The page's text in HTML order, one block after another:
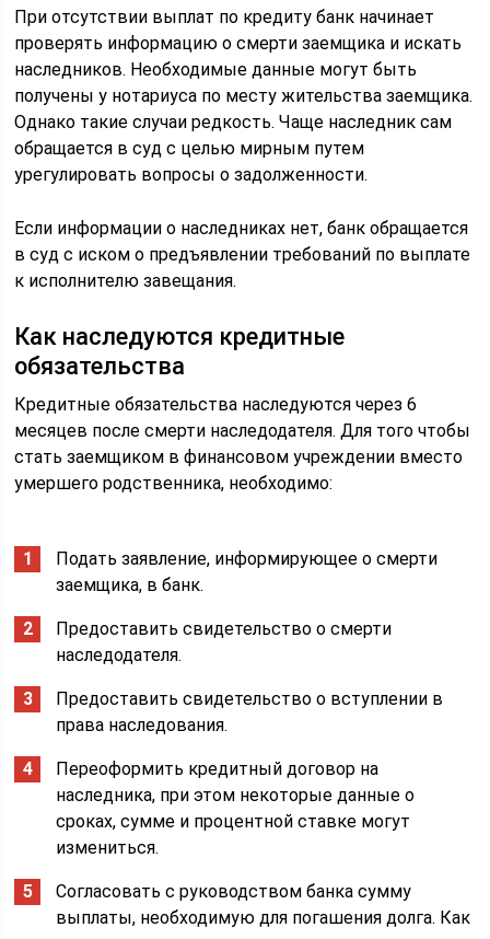
При отсутствии выплат по кредиту банк начинает
проверять информацию о смерти заемщика и искать
наследников. Необходимые данные могут быть
получены у нотариуса по месту жительства заемщика.
Однако такие случаи редкость. Чаще наследник сам
обращается в суд с целью мирным путем
урегулировать вопросы о задолженности.
Если информации о наследниках нет, банк обращается
в суд с иском о предъявлении требований по выплате
к исполнителю завещания.
Как наследуются кредитные
обязательства
Кредитные обязательства наследуются через 6
месяцев после смерти наследодателя. Для того чтобы
стать заемщиком в финансовом учреждении вместо
умершего родственника, необходимо:
Подать заявление, информирующее о смерти
заемщика, в банк.
Предоставить свидетельство о смерти
наследодателя.
Предоставить свидетельство о вступлении в
права наследования.
Переоформить кредитный договор на
наследника, при этом некоторые данные о
сроках, сумме и процентной ставке могут
измениться.
Согласовать с руководством банка сумму
выплаты, необходимую для погашения долга. Как